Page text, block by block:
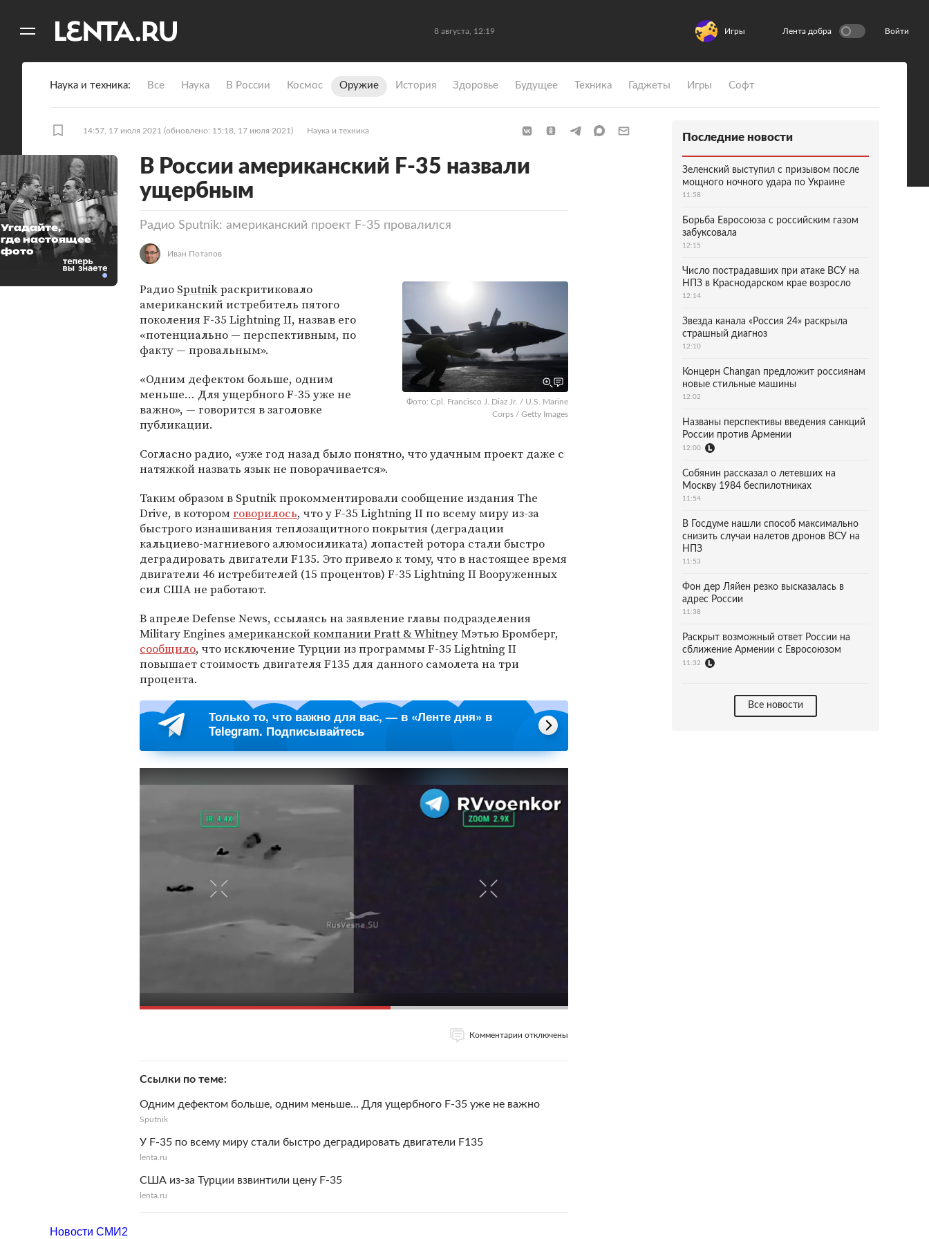
8 августа, 12:19 Игры Лента добра Войти
Наука и техника Все Наука В России Космос Оружие История Здоровье Будущее Техника Гаджеты Игры Софт
14:57, 17 июля 2021 (обновлено: 15:18, 17 июля 2021) Наука и техника
В России американский F-35 назвали
ущербным
Радио Sputnik: американский проект F-35 провалился
Иван Потапов
Фото: Cpl. Francisco J. Diaz Jr. / U.S. Marine
Corps / Getty Images
Радио Sputnikраскритиковало
американский истребитель пятого
поколения F-35 Lightning II, назвав его
«потенциально — перспективным, по
факту — провальным».
«Одним дефектом больше, одним
меньше… Для ущербного F-35 уже не
важно», — говорится в заголовке
публикации.
Согласно радио, «уже год назад было понятно, что удачным проект даже с
натяжкой назвать язык не поворачивается».
Таким образом в Sputnik прокомментировали сообщение издания The
Drive, в которомговорилось, что у F-35 Lightning II по всему миру из-за
быстрого изнашивания теплозащитного покрытия (деградации
кальциево-магниевого алюмосиликата) лопастей ротора стали быстро
деградировать двигатели F135. Это привело к тому, что в настоящее время
двигатели 46 истребителей (15 процентов) F-35 Lightning II Вооруженных
сил США не работают.
В апреле Defense News, ссылаясь на заявление главы подразделения
Military Engines американской компании Pratt & WhitneyМэтью Бромберг,
сообщило, что исключение Турции из программы F-35 Lightning II
повышает стоимость двигателя F135 для данного самолета на три
процента.
Только то, что важно для вас, — в «Ленте дня» в
Telegram. Подписывайтесь
Комментарии отключены
Ссылки по теме
Одним дефектом больше, одним меньше… Для ущербного F-35 уже не важно
Sputnik
У F-35 по всему миру стали быстро деградировать двигатели F135
lenta.ru
США из-за Турции взвинтили цену F-35
lenta.ru
Угадайте,
где настоящее
фото
Последние новости
Зеленский выступил с призывом после
мощного ночного удара по Украине
11:58
Борьба Евросоюза с российским газом
забуксовала
12:15
Число пострадавших при атаке ВСУ на
НПЗ в Краснодарском крае возросло
12:14
Звезда канала «Россия 24» раскрыла
страшный диагноз
12:10
Концерн Changan предложит россиянам
новые стильные машины
12:02
Названы перспективы введения санкций
России против Армении
12:00
Собянин рассказал о летевших на
Москву 1984 беспилотниках
11:54
В Госдуме нашли способ максимально
снизить случаи налетов дронов ВСУ на
НПЗ
11:53
Фон дер Ляйен резко высказалась в
адрес России
11:38
Раскрыт возможный ответ России на
сближение Армении с Евросоюзом
11:32
Все новости
Новости СМИ2